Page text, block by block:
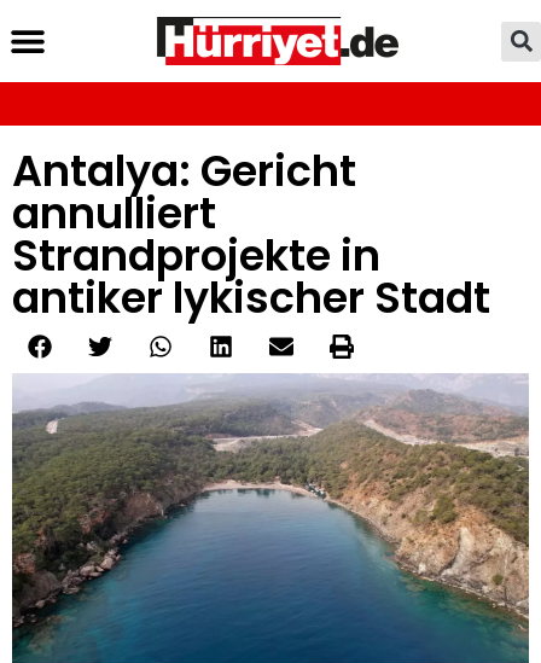
Antalya: Gericht
annulliert
Strandprojekte in
antiker lykischer Stadt